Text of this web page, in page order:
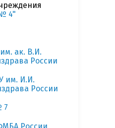
4"
ак. В.И.
России
им. И.И.
России
7